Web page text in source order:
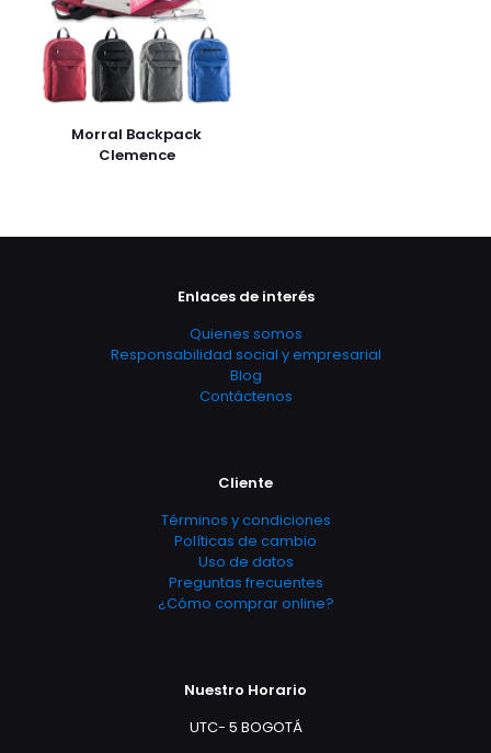
Morral Backpack
Clemence
Enlaces de interés
Quienes somos
Responsabilidad social y empresarial
Blog
Contáctenos
Cliente
Términos y condiciones
Políticas de cambio
Uso de datos
Preguntas frecuentes
¿Cómo comprar online?
Nuestro Horario
UTC- 5 BOGOTÁ